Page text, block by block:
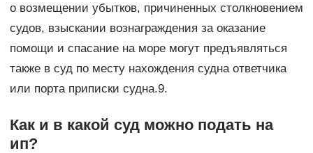
о возмещении убытков, причиненных столкновением
судов, взыскании вознаграждения за оказание
помощи и спасание на море могут предъявляться
также в суд по месту нахождения судна ответчика
или порта приписки судна.9.
Как и в какой суд можно подать на
ип?